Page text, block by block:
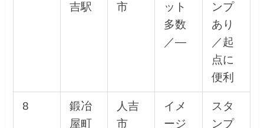
吉駅
市
ット
多数
／—
ンプ
あり
／起
点に
便利
8
鍛冶
屋町
人吉
市
イメ
ージ
スタ
ンプ